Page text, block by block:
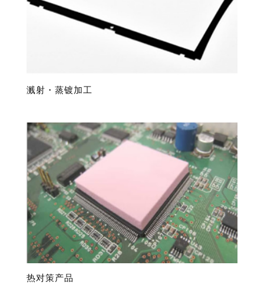
溅射・蒸镀加工
热对策产品